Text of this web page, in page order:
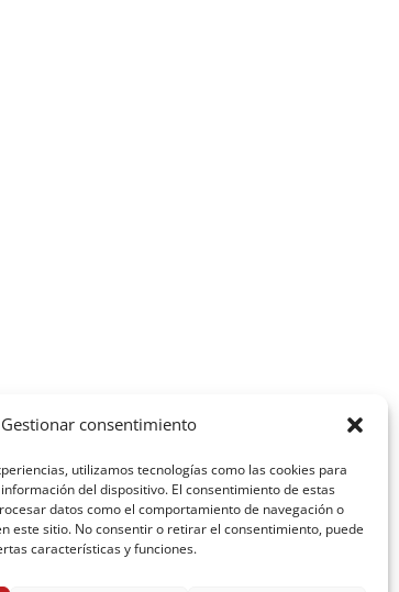
Gestionar consentimiento
utilizamos tecnologías como las cookies para
del dispositivo. El consentimiento de estas
datos como el comportamiento de navegación o
este sitio. No consentir o retirar el consentimiento, puede
características y funciones.